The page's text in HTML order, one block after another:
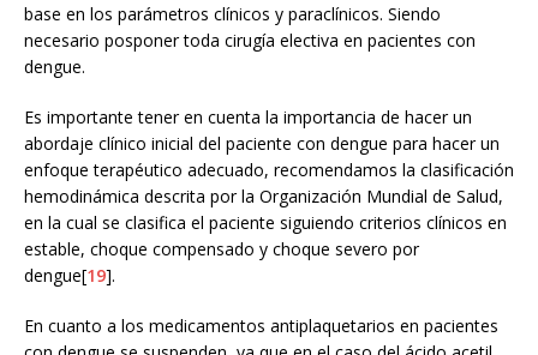
base en los parámetros clínicos y paraclínicos. Siendo
necesario posponer toda cirugía electiva en pacientes con
dengue.
Es importante tener en cuenta la importancia de hacer un
abordaje clínico inicial del paciente con dengue para hacer un
enfoque terapéutico adecuado, recomendamos la clasificación
hemodinámica descrita por la Organización Mundial de Salud,
en la cual se clasifica el paciente siguiendo criterios clínicos en
estable, choque compensado y choque severo por
dengue[19].
En cuanto a los medicamentos antiplaquetarios en pacientes